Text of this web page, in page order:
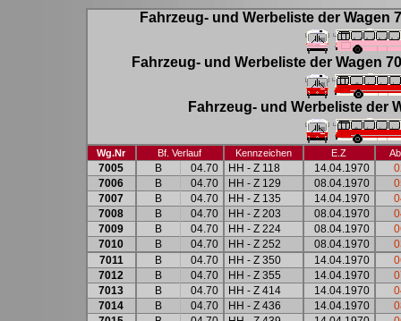
Fahrzeug- und Werbeliste der Wagen
Fahrzeug- und Werbeliste der Wagen
Fahrzeug- und Werbeliste der
Wg.Nr Bf. Verlauf Kennzeichen E.Z
7005 B 04.70 HH - Z 118 14.04.1970
7006
B 04.70 HH - Z 129 08.04.1970
7007
B 04.70 HH - Z 135 14.04.1970
7008
B 04.70 HH - Z 203 08.04.1970
7009
B 04.70 HH - Z 224 08.04.1970
7010
B 04.70 HH - Z 252 08.04.1970
7011
B 04.70 HH - Z 350 14.04.1970
7012
B 04.70 HH - Z 355 14.04.1970
7013
B 04.70 HH - Z 414 14.04.1970
7014
B 04.70 HH - Z 436 14.04.1970